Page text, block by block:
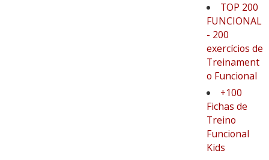
TOP 200
FUNCIONAL
- 200
exercícios de
Treinament
o Funcional
+100
Fichas de
Treino
Funcional
Kids